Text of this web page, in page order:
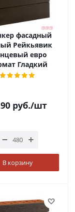
фасадный
Рейкьявик
евро
Гладкий
руб./шт
В корзину